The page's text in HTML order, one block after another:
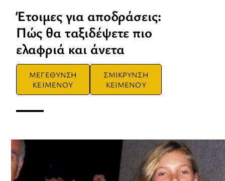
Έτοιμες για αποδράσεις:
Πώς θα ταξιδέψετε πιο
ελαφριά και άνετα
ΜΕΓΕΘΥΝΣΗ
ΚΕΙΜΕΝΟΥ
ΣΜΙΚΡΥΝΣΗ
ΚΕΙΜΕΝΟΥ